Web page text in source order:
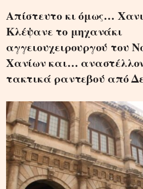
Απίστευτο κι όμως…
Κλέψανε το μηχανάκι
αγγειουχειρουργού του
Χανίων και…
τακτικά ραντεβού από